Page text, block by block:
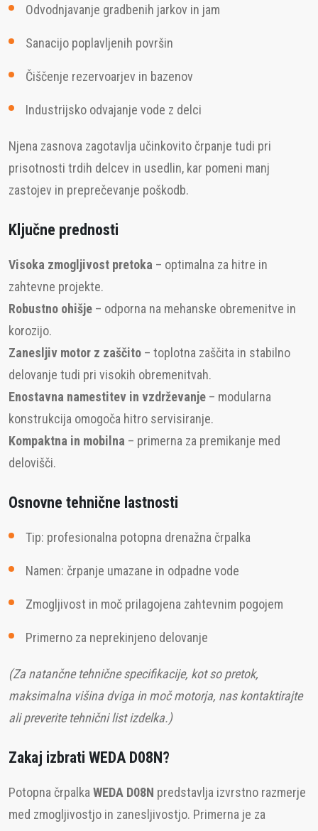
Odvodnjavanje gradbenih jarkov in jam
Sanacijo poplavljenih površin
Čiščenje rezervoarjev in bazenov
Industrijsko odvajanje vode z delci
Njena zasnova zagotavlja učinkovito črpanje tudi pri
prisotnosti trdih delcev in usedlin, kar pomeni manj
zastojev in preprečevanje poškodb.
Ključne prednosti
Visoka zmogljivost pretoka – optimalna za hitre in
zahtevne projekte.
Robustno ohišje – odporna na mehanske obremenitve in
korozijo.
Zanesljiv motor z zaščito – toplotna zaščita in stabilno
delovanje tudi pri visokih obremenitvah.
Enostavna namestitev in vzdrževanje – modularna
konstrukcija omogoča hitro servisiranje.
Kompaktna in mobilna – primerna za premikanje med
delovišči.
Osnovne tehnične lastnosti
Tip: profesionalna potopna drenažna črpalka
Namen: črpanje umazane in odpadne vode
Zmogljivost in moč prilagojena zahtevnim pogojem
Primerno za neprekinjeno delovanje
(Za natančne tehnične specifikacije, kot so pretok,
maksimalna višina dviga in moč motorja, nas kontaktirajte
ali preverite tehnični list izdelka.)
Zakaj izbrati WEDA D08N?
Potopna črpalka WEDA D08N predstavlja izvrstno razmerje
med zmogljivostjo in zanesljivostjo. Primerna je za